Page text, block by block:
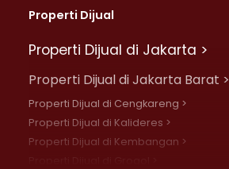
Properti Dijual
Properti Dijual di Jakarta >
Properti Dijual di Jakarta Barat >
Properti Dijual di Cengkareng >
Properti Dijual di Kalideres >
Properti Dijual di Kembangan >